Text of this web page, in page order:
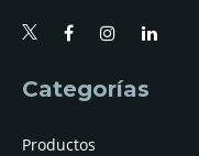
Categorías
Productos